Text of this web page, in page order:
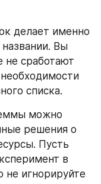
делает именно
Вы
не сработают
списка.
можно
решения о
Пусть
в
не игнорируйте